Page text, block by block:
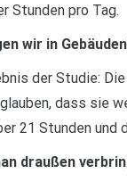
Stunden pro Tag.
wir in
der Studie:
dass sie
21 Stunden
draußen